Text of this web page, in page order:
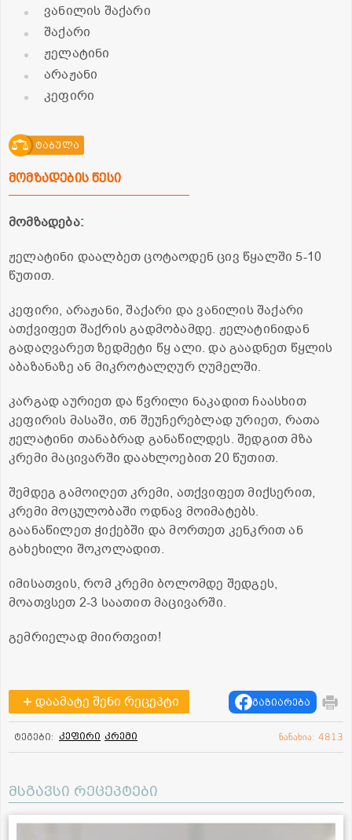
ვანილის შაქარი
შაქარი
ჟელატინი
არაჟანი
კეფირი
ტაბულა
მომზადების წესი
მომზადება:
ჟელატინი დაალბეთ ცოტაოდენ ცივ წყალში 5-10
წუთით.
კეფირი, არაჟანი, შაქარი და ვანილის შაქარი
ათქვიფეთ შაქრის გადმობამდე. ჟელატინიდან
გადაღვარეთ ზედმეტი წყ ალი. და გაადნეთ წყლის
აბაზანაზე ან მიკროტალღურ ღუმელში.
კარგად აურიეთ და წვრილი ნაკადით ჩაასხით
კეფირის მასაში, თნ შეუჩერებლად ურიეთ, რათა
ჟელატინი თანაბრად განაწილდეს. შედგით მზა
კრემი მაცივარში დაახლოებით 20 წუთით.
შემდეგ გამოიღეთ კრემი, ათქვიფეთ მიქსერით,
კრემი მოცულობაში ოდნავ მოიმატებს.
გაანაწილეთ ჭიქებში და მორთეთ კენკრით ან
გახეხილი შოკოლადით.
იმისათვის, რომ კრემი ბოლომდე შედგეს,
მოათვსეთ 2-3 საათით მაცივარში.
გემრიელად მიირთვით!
დაამატე შენი რეცეპტი გაზიარება
ტეგები: კეფირი კრემი ნანახია: 4813
მსგავსი რეცეპტები